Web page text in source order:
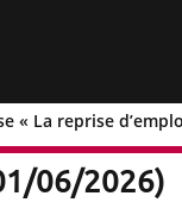
« La reprise
reprise
06/2026)